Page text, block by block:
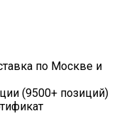
по Москве и
(9500+ позиций)